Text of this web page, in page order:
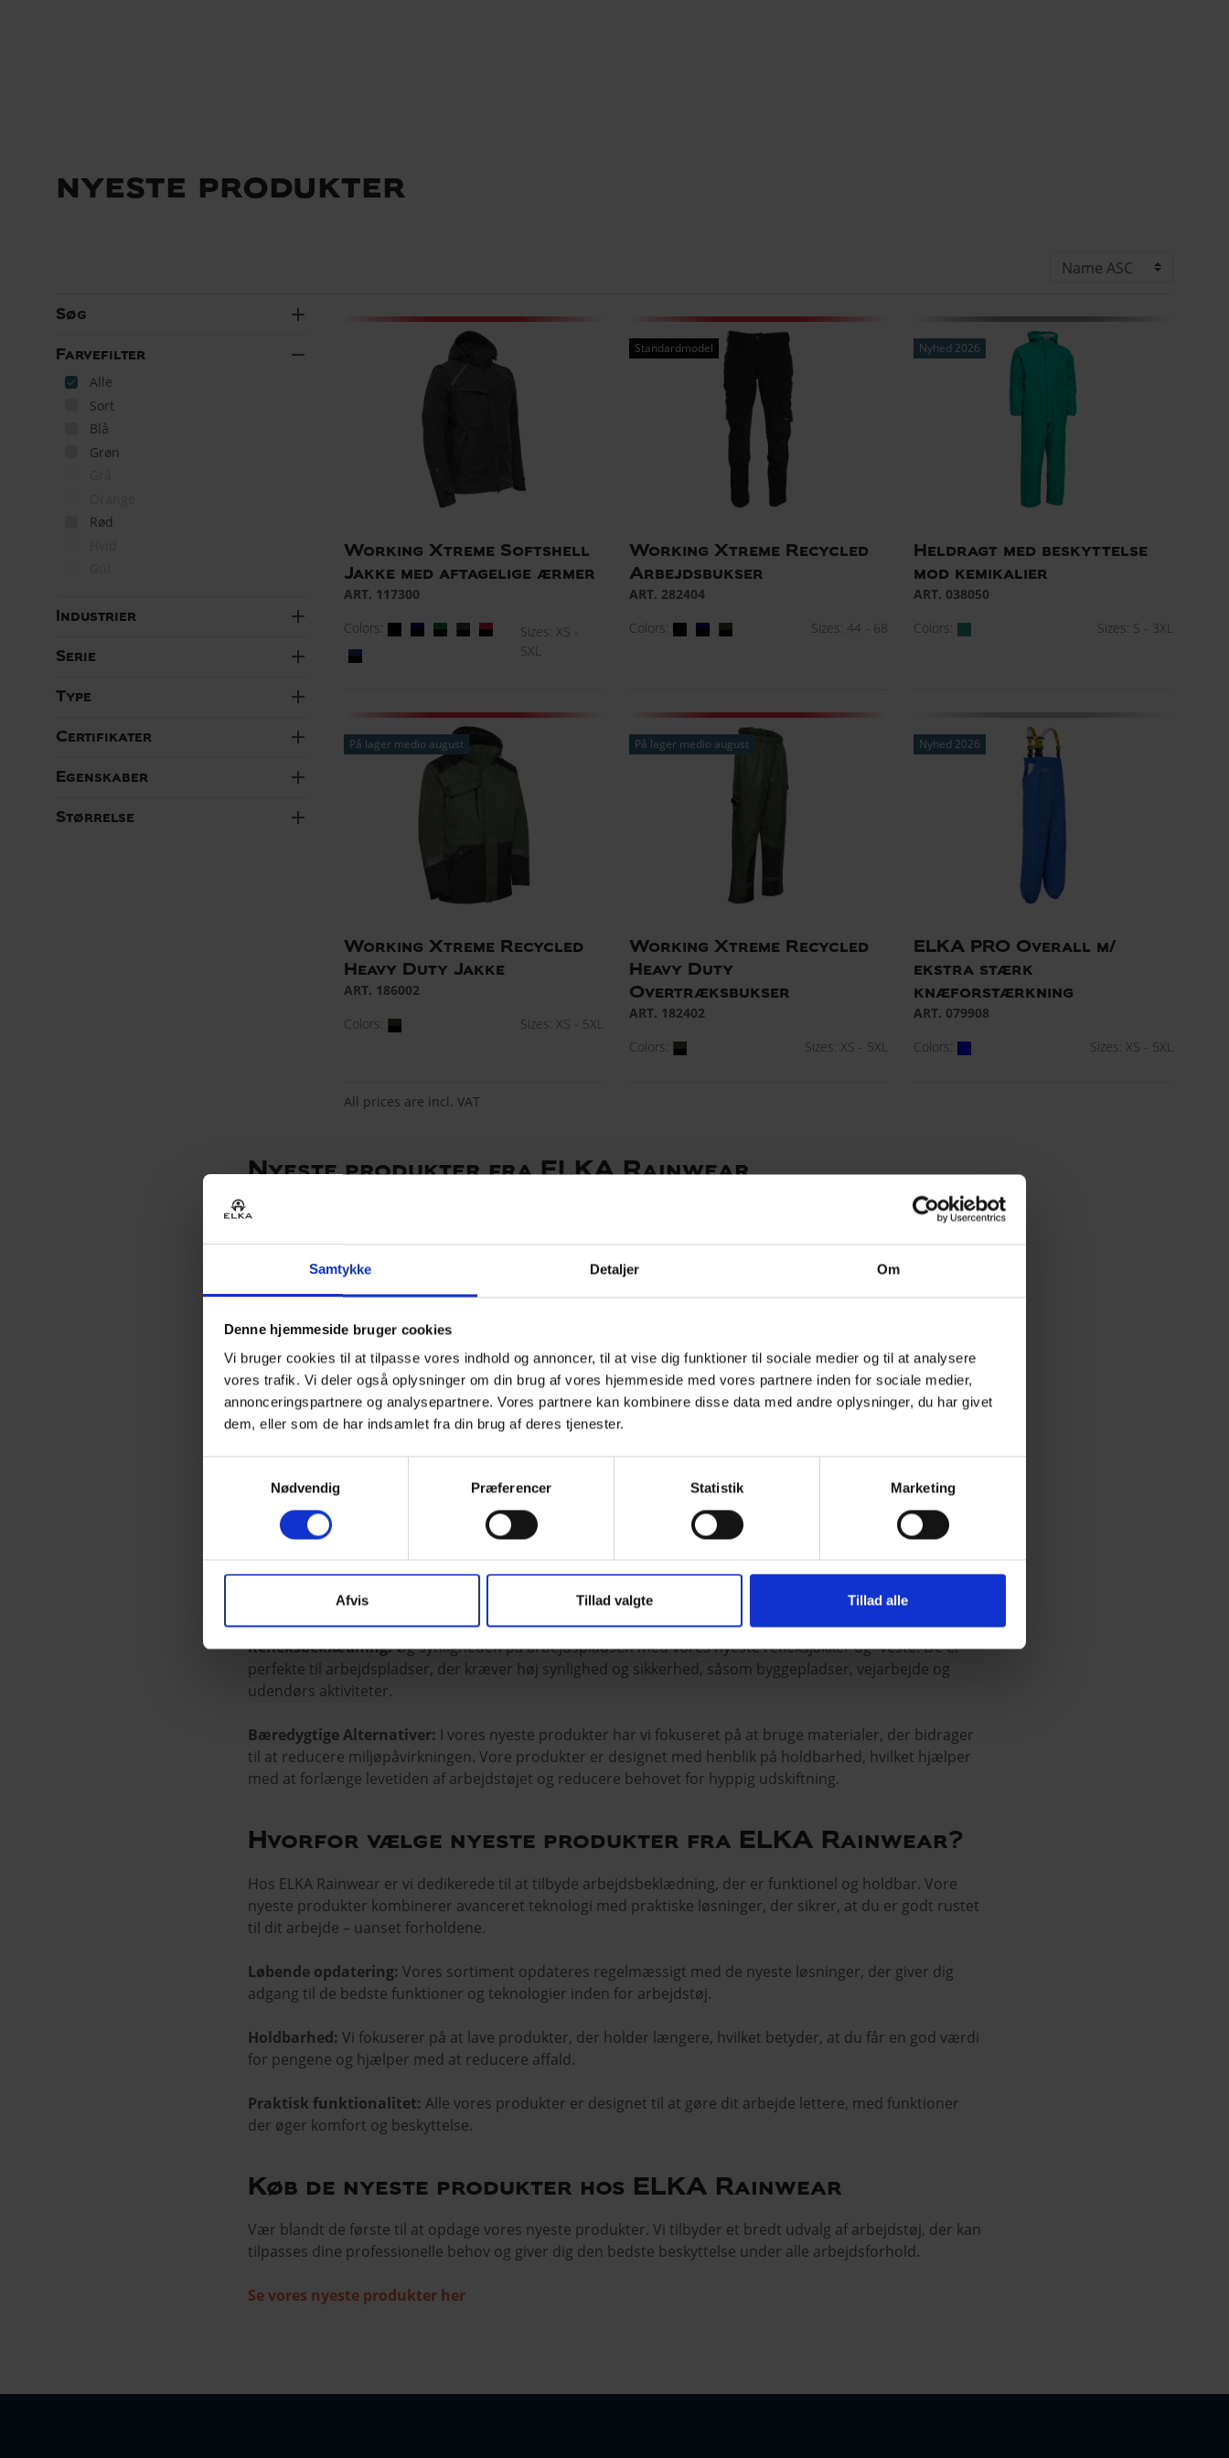
Samtykke Detaljer Om
Denne hjemmeside bruger cookies
Vi bruger cookies til at tilpasse vores indhold og annoncer, til at vise dig funktioner til sociale medier og til at analysere
vores trafik. Vi deler også oplysninger om din brug af vores hjemmeside med vores partnere inden for sociale medier,
annonceringspartnere og analysepartnere. Vores partnere kan kombinere disse data med andre oplysninger, du har givet
dem, eller som de har indsamlet fra din brug af deres tjenester.
Nødvendig
Præferencer Statistik Marketing
Afvis Tillad valgte Tillad alle
nyeste produkter
Søg add
Farvefilter remove
Alle
Sort
Blå
Grøn
Rød
Industrier add
Serie add
Type add
Certifikater add
Egenskaber add
Størrelse add
Working Xtreme Softshell
Jakke med aftagelige ærmer
ART. 117300
Colors:
Sizes: XS -
5XL
Standardmodel
Working Xtreme Recycled
Arbejdsbukser
ART. 282404
Colors:
Sizes: 44 - 68
Nyhed 2026
Heldragt med beskyttelse
mod kemikalier
ART. 038050
Colors:
Sizes: S - 3XL
På lager medio august
Working Xtreme Recycled
Heavy Duty Jakke
ART. 186002
Colors:
Sizes: XS - 5XL
På lager medio august
Working Xtreme Recycled
Heavy Duty
Overtræksbukser
ART. 182402
Colors:
Sizes: XS - 5XL
Nyhed 2026
ELKA PRO Overall m/
ekstra stærk
knæforstærkning
ART. 079908
Colors:
Sizes: XS - 5XL
All prices are incl. VAT
Nyeste produkter fra ELKA Rainwear
Hos ELKA Rainwear arbejder vi konstant på at forbedre vores produkter og tilbyde de nyeste teknologier
arbejdspladsen – fra vinterbeskyttelse til synlighed og komfort under alle vejrforhold.
Uanset om du har brug for varmt arbejdstøj til vinteren, regnbeskyttelse eller reflekterende
Nyeste produkter i vores sortiment
med vandafvisende, vindbeskyttende og åndbare materialer, ideelle til både indendørs og udendørs
arbejde.
Vinterbeklædning:Fra vinterkedeldragter til vinter-softshell jakker, vores nyeste vinterbeklædning er
designet til at beskytte dig mod de kolde elementer, samtidig med at den giver komfort og
bevægelsesfrihed.
Refleksbeklædning:Øg synligheden på arbejdspladsen med vores nyeste refleksjakker og -veste. De er
perfekte til arbejdspladser, der kræver høj synlighed og sikkerhed, såsom byggepladser, vejarbejde og
udendørs aktiviteter.
Bæredygtige Alternativer: I vores nyeste produkter har vi fokuseret på at bruge materialer, der bidrager
til at reducere miljøpåvirkningen. Vore produkter er designet med henblik på holdbarhed, hvilket hjælper
med at forlænge levetiden af arbejdstøjet og reducere behovet for hyppig udskiftning.
Hvorfor vælge nyeste produkter fra ELKA Rainwear?
Hos ELKA Rainwear er vi dedikerede til at tilbyde arbejdsbeklædning, der er funktionel og holdbar. Vore
nyeste produkter kombinerer avanceret teknologi med praktiske løsninger, der sikrer, at du er godt rustet
til dit arbejde – uanset forholdene.
Løbende opdatering: Vores sortiment opdateres regelmæssigt med de nyeste løsninger, der giver dig
adgang til de bedste funktioner og teknologier inden for arbejdstøj.
Holdbarhed: Vi fokuserer på at lave produkter, der holder længere, hvilket betyder, at du får en god værdi
for pengene og hjælper med at reducere affald.
Praktisk funktionalitet: Alle vores produkter er designet til at gøre dit arbejde lettere, med funktioner
der øger komfort og beskyttelse.
Køb de nyeste produkter hos ELKA Rainwear
Vær blandt de første til at opdage vores nyeste produkter. Vi tilbyder et bredt udvalg af arbejdstøj, der kan
tilpasses dine professionelle behov og giver dig den bedste beskyttelse under alle arbejdsforhold.
Se vores nyeste produkter her